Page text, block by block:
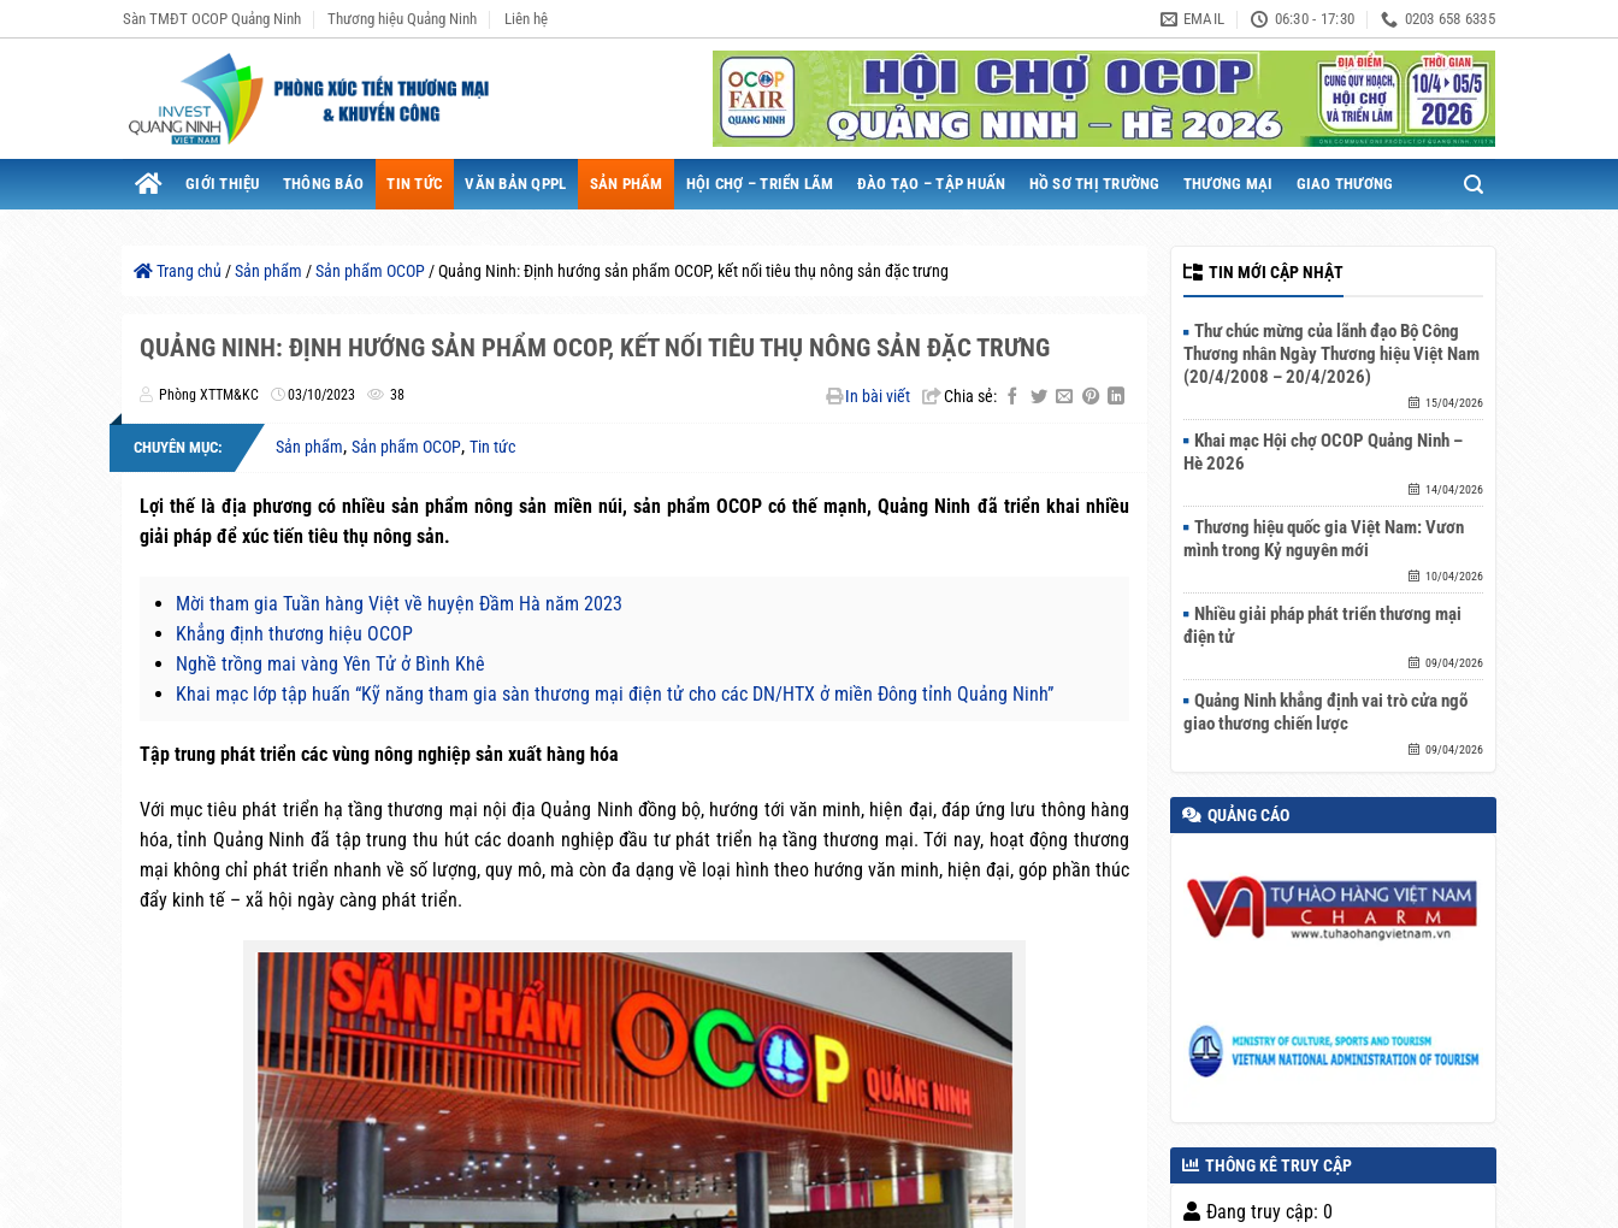
qua
Sàn TMĐT OCOP Quảng Ninh Thương hiệu Quảng Ninh Liên hệ EMAIL 06:30 - 17:30 0203 658 6335
GIỚI THIỆU THÔNG BÁO TIN TỨC VĂN BẢN QPPL SẢN PHẨM HỘI CHỢ – TRIỂN LÃM ĐÀO TẠO – TẬP HUẤN HỒ SƠ THỊ TRƯỜNG THƯƠNG MẠI GIAO THƯƠNG
Trang chủ /Sản phẩm /Sản phẩm OCOP/Quảng Ninh: Định hướng sản phẩm OCOP, kết nối tiêu thụ nông sản đặc trưng
QUẢNG NINH: ĐỊNH HƯỚNG SẢN PHẨM OCOP, KẾT NỐI TIÊU THỤ NÔNG SẢN ĐẶC TRƯNG
Phòng XTTM&KC 03/10/2023 38 In bài viết Chia sẻ:
CHUYÊN MỤC: Sản phẩm, Sản phẩm OCOP, Tin tức
Lợi thế là địa phương có nhiều sản phẩm nông sản miền núi, sản phẩm OCOP có thế mạnh, Quảng Ninh đã triển khai nhiều
giải pháp để xúc tiến tiêu thụ nông sản.
Mời tham gia Tuần hàng Việt về huyện Đầm Hà năm 2023
Khẳng định thương hiệu OCOP
Nghề trồng mai vàng Yên Tử ở Bình Khê
Khai mạc lớp tập huấn “Kỹ năng tham gia sàn thương mại điện tử cho các DN/HTX ở miền Đông tỉnh Quảng Ninh”
Tập trung phát triển các vùng nông nghiệp sản xuất hàng hóa
Với mục tiêu phát triển hạ tầng thương mại nội địa Quảng Ninh đồng bộ, hướng tới văn minh, hiện đại, đáp ứng lưu thông hàng
hóa, tỉnh Quảng Ninh đã tập trung thu hút các doanh nghiệp đầu tư phát triển hạ tầng thương mại. Tới nay, hoạt động thương
mại không chỉ phát triển nhanh về số lượng, quy mô, mà còn đa dạng về loại hình theo hướng văn minh, hiện đại, góp phần thúc
đẩy kinh tế – xã hội ngày càng phát triển.
TIN MỚI CẬP NHẬT
Thư chúc mừng của lãnh đạo Bộ Công
Thương nhân Ngày Thương hiệu Việt Nam
(20/4/2008 – 20/4/2026)
15/04/2026
Khai mạc Hội chợ OCOP Quảng Ninh –
Hè 2026
14/04/2026
Thương hiệu quốc gia Việt Nam: Vươn
mình trong Kỷ nguyên mới
10/04/2026
Nhiều giải pháp phát triển thương mại
điện tử
09/04/2026
Quảng Ninh khẳng định vai trò cửa ngõ
giao thương chiến lược
09/04/2026
QUẢNG CÁO
THÔNG KÊ TRUY CẬP
Đang truy cập: 0